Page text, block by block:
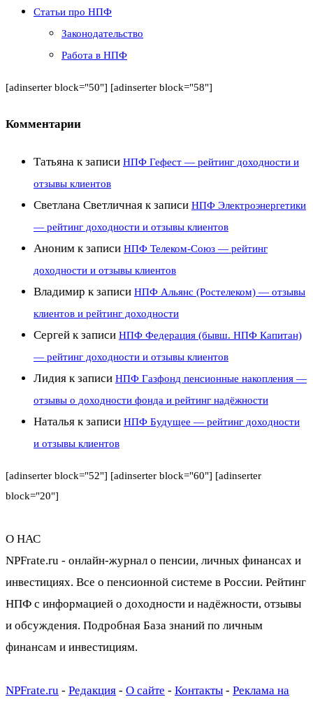
Статьи про НПФ
Законодательство
Работа в НПФ
[adinserter block="50"] [adinserter block="58"]
Комментарии
Татьяна к записи НПФ Гефест — рейтинг доходности и
отзывы клиентов
Светлана Светличная к записи НПФ Электроэнергетики
— рейтинг доходности и отзывы клиентов
Аноним к записи НПФ Телеком-Союз — рейтинг
доходности и отзывы клиентов
Владимир к записи НПФ Альянс (Ростелеком) — отзывы
клиентов и рейтинг доходности
Сергей к записи НПФ Федерация (бывш. НПФ Капитан)
— рейтинг доходности и отзывы клиентов
Лидия к записи НПФ Газфонд пенсионные накопления —
отзывы о доходности фонда и рейтинг надёжности
Наталья к записи НПФ Будущее — рейтинг доходности
и отзывы клиентов
[adinserter block="52"] [adinserter block="60"] [adinserter
block="20"]
О НАС
NPFrate.ru - онлайн-журнал о пенсии, личных финансах и
инвестициях. Все о пенсионной системе в России. Рейтинг
НПФ с информацией о доходности и надёжности, отзывы
и обсуждения. Подробная База знаний по личным
финансам и инвестициям.
NPFrate.ru - Редакция - О сайте - Контакты - Реклама на